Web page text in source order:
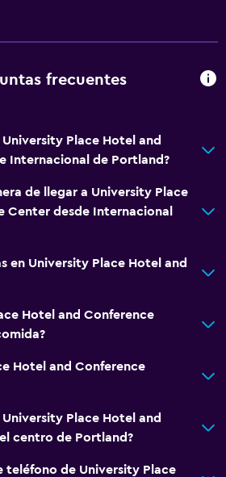
(bebidas)
frecuentes
Place Hotel and
Internacional de Portland?
de llegar a University Place
Center desde Internacional
en University Place Hotel and
Hotel and Conference
Hotel and Conference
Place Hotel and
centro de Portland?
teléfono de University Place